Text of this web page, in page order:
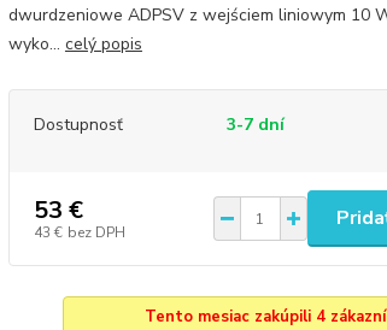
dwurdzeniowe ADPSV z wejściem liniowym 10
wyko... celý popis
Dostupnosť 3-7 dní
53 €
43 € bez DPH
Tento mesiac zakúpili 4